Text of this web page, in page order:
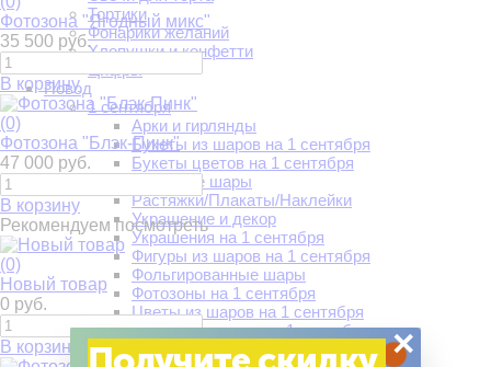
Тортики
Фонарики желаний
Хлопушки и конфетти
Цифры
Повод
1 сентября
Арки и гирлянды
Букеты из шаров на 1 сентября
Букеты цветов на 1 сентября
Гелиевые шары
Растяжки/Плакаты/Наклейки
Украшение и декор
Украшения на 1 сентября
Фигуры из шаров на 1 сентября
Фольгированные шары
Фотозоны на 1 сентября
Цветы из шаров на 1 сентября
Цифры из шаров на 1 сентября
14 февраля
Фотозона "Ягодный микс"
35 500 руб.
В корзину
(0)
Фотозона "Блэк-Пинк"
47 000 руб.
В корзину
Рекомендуем посмотреть
(0)
Новый товар
0 руб.
В корзину ×